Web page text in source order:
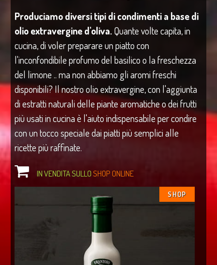
Produciamo diversi tipi di condimenti a base di
olio extravergine d'oliva.Quante volte capita, in
cucina, di voler preparare un piatto con
l'inconfondibile profumo del basilico o la freschezza
del limone .. ma non abbiamo gli aromi freschi
disponibili? Il nostro olio extravergine, con l'aggiunta
di estratti naturali delle piante aromatiche o dei frutti
più usati in cucina è l'aiuto indispensabile per condire
con un tocco speciale dai piatti più semplici alle
ricette più raffinate.
IN VENDITA SULLOSHOP ONLINE
SHOP